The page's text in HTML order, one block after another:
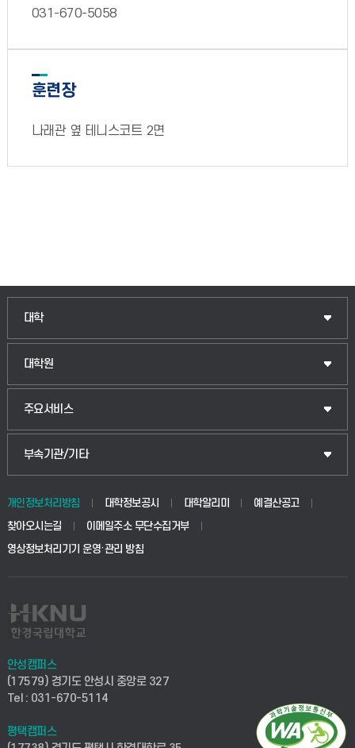
031-670-5058
훈련장
나래관 옆 테니스코트 2면
대학
대학원
주요서비스
부속기관/기타
개인정보처리방침 대학정보공시 대학알리미
예결산공고
찾아오시는길
이메일주소 무단수집거부
영상정보처리기기 운영·관리 방침
안성캠퍼스
(17579) 경기도 안성시 중앙로 327
Tel : 031-670-5114
평택캠퍼스